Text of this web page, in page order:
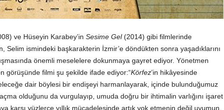
ve Hüseyin Karabey’in Sesime Gel(2014) gibi filmlerinde
Selim ismindeki başkarakterin İzmir’e döndükten sonra yaşadıklarını
önemli meselelere dokunmaya gayret ediyor. Yönetmen
görüşünde filmi şu şekilde ifade ediyor:“Körfez’in hikâyesinde
dair böylesi bir endişeyi harmanlayarak, içinde bulunduğumuz
olduğunu da vurgulayıp, umuda doğru bir ihtimalin varlığını işaret
karşı yüzlerce yıllık mücadelesinde artık yok etmenin değil uyumun,